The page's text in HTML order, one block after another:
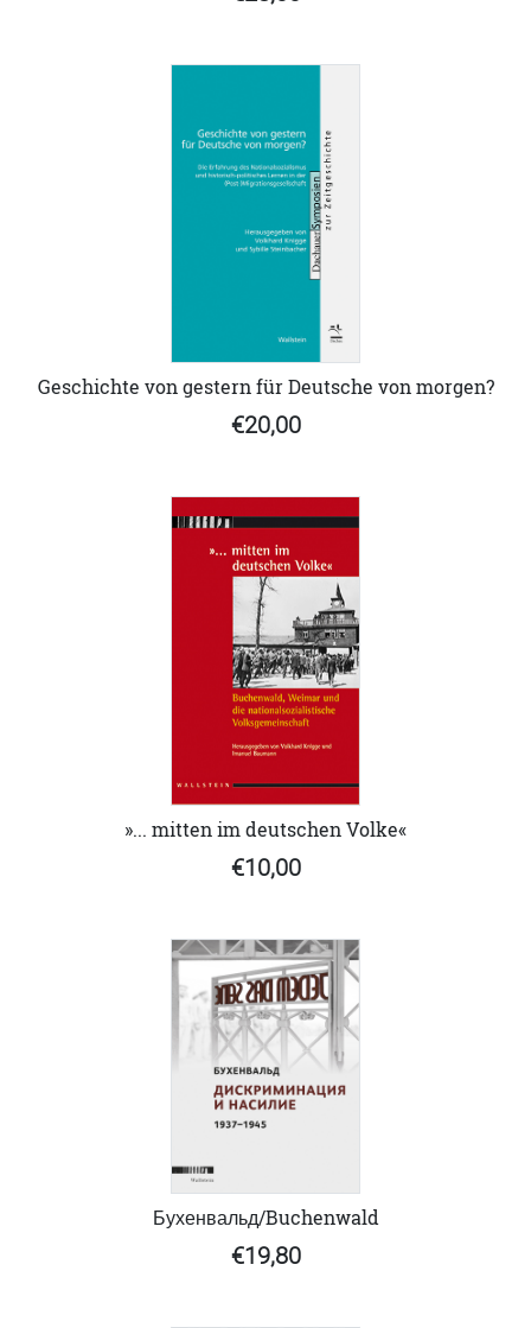
Geschichte von gestern für Deutsche von morgen?
€20,00
»... mitten im deutschen Volke«
€10,00
Бухенвальд/Buchenwald
€19,80